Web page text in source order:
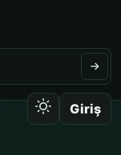
Giriş